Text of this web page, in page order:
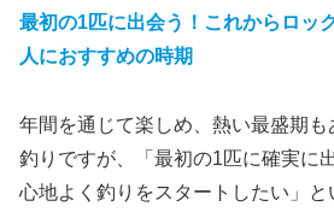
最初の1匹に出会う！これからロッ
人におすすめの時期
年間を通じて楽しめ、熱い最盛期も
釣りですが、「最初の1匹に確実に
心地よく釣りをスタートしたい」